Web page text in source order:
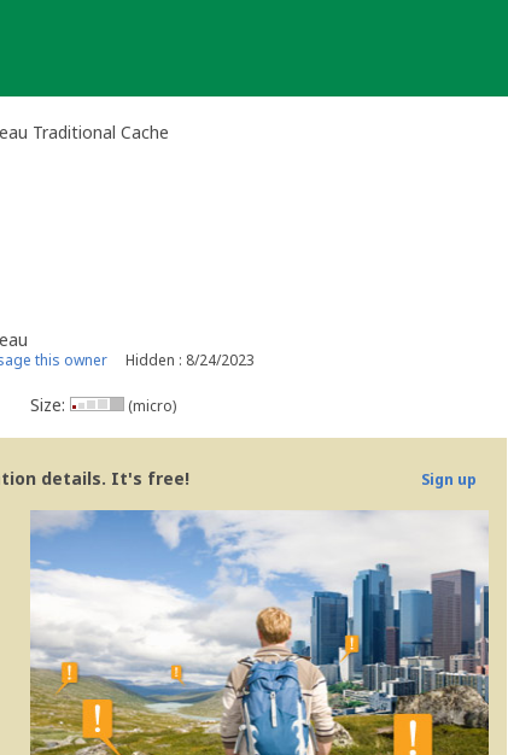
Traditional Cache
this owner Hidden : 8/24/2023
Size: (micro)
details. It's free! Sign up